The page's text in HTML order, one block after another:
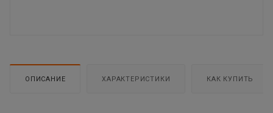
ОПИСАНИЕ ХАРАКТЕРИСТИКИ КАК КУПИТЬ